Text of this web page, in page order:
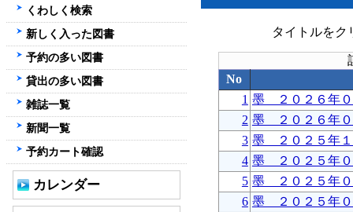
タイトルをク
No
1 墨 ２０２６年０
2 墨 ２０２６年０
3 墨 ２０２５年１
4 墨 ２０２５年０
5 墨 ２０２５年０
6 墨 ２０２５年０
くわしく検索
新しく入った図書
予約の多い図書
貸出の多い図書
雑誌一覧
新聞一覧
予約カート確認
カレンダー